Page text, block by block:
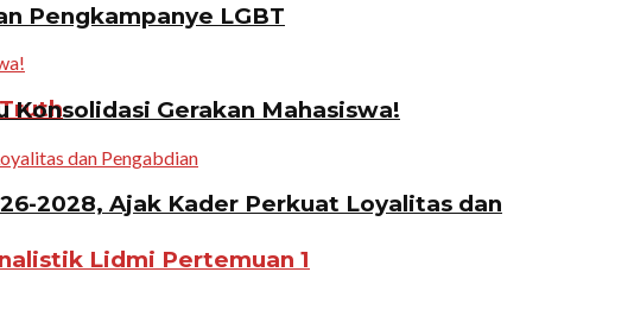
Lidmi Pertemuan 1
Pengkampanye LGBT
Konsolidasi Gerakan Mahasiswa!
2028, Ajak Kader Perkuat Loyalitas dan